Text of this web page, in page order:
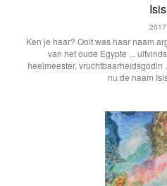
Isis
2017
Ken je haar? Ooit was haar naam
van het oude Egypte ...
heelmeester, vruchtbaarheidsgodin
nu de naam